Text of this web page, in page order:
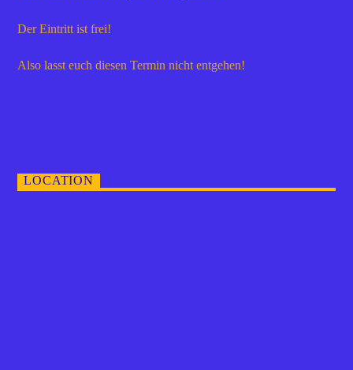
Der Eintritt ist frei!
Also lasst euch diesen Termin nicht entgehen!
LOCATION